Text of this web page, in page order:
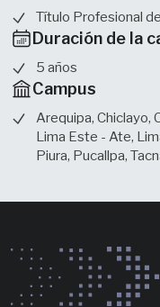
Título Profesional
Duración de la
5 años
Campus
Arequipa, Chiclayo,
Lima Este - Ate,
Piura, Pucallpa,